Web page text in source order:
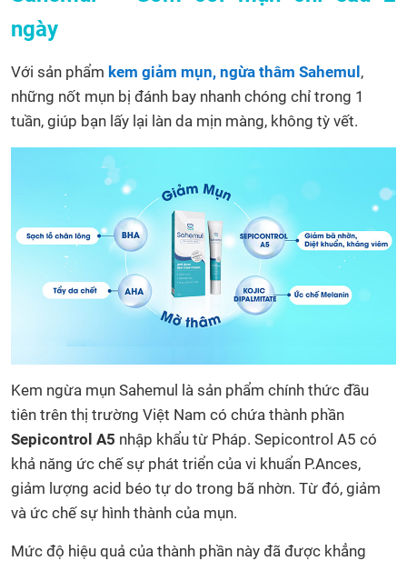
ngày
Với sản phẩm kem giảm mụn, ngừa thâm Sahemul ,
những nốt mụn bị đánh bay nhanh chóng chỉ trong 1
tuần, giúp bạn lấy lại làn da mịn màng, không tỳ vết.
Kem ngừa mụn Sahemul là sản phẩm chính thức đầu
tiên trên thị trường Việt Nam có chứa thành phần
Sepicontrol A5 nhập khẩu từ Pháp. Sepicontrol A5 có
khả năng ức chế sự phát triển của vi khuẩn P.Ances,
giảm lượng acid béo tự do trong bã nhờn. Từ đó, giảm
và ức chế sự hình thành của mụn.
Mức độ hiệu quả của thành phần này đã được khẳng